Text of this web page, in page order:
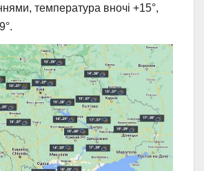
температура вночі +15°,